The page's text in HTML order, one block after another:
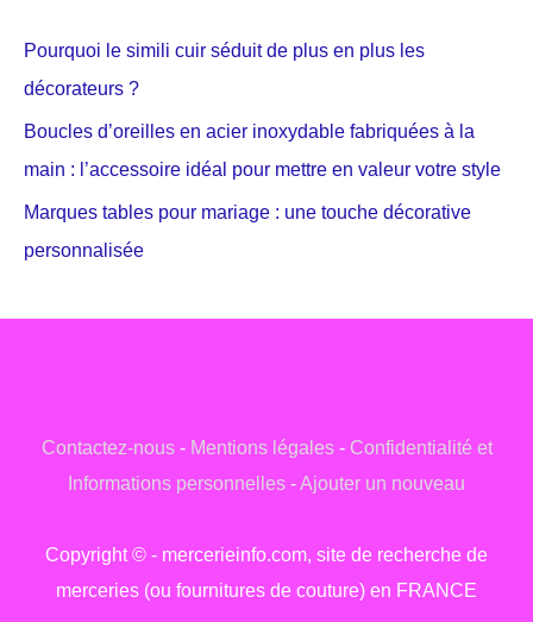
Pourquoi le simili cuir séduit de plus en plus les
décorateurs ?
Boucles d’oreilles en acier inoxydable fabriquées à la
main : l’accessoire idéal pour mettre en valeur votre style
Marques tables pour mariage : une touche décorative
personnalisée
Contactez-nous- Mentions légales- Confidentialité et
Informations personnelles -Ajouter un nouveau
Copyright © - mercerieinfo.com, site de recherche de
merceries (ou fournitures de couture) en FRANCE